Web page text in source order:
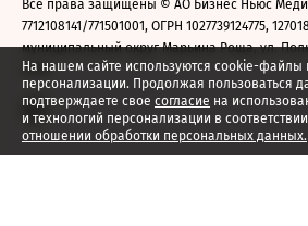
На нашем сайте используются cookie-файлы
персонализации. Продолжая пользоваться
подтверждаете свое согласие на
и технологий персонализации в
отношении обработки персональных данных.
Все права защищены © АО Бизнес Ньюс
7712108141/771501001, ОГРН 1027739124775,
муниципальный округ Марьина Роща, ул.
2026